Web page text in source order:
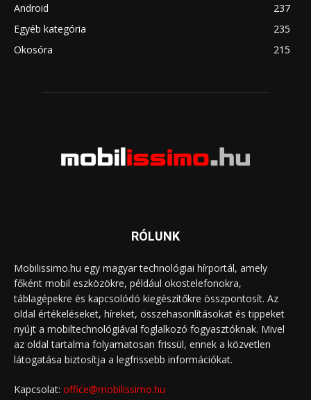
Android
237
Egyéb kategória
235
Okosóra
215
RÓLUNK
Mobilissimo.hu egy magyar technológiai hírportál, amely
főként mobil eszközökre, például okostelefonokra,
táblagépekre és kapcsolódó kiegészítőkre összpontosít. Az
oldal értékeléseket, híreket, összehasonlításokat és tippeket
nyújt a mobiltechnológiával foglalkozó fogyasztóknak. Mivel
az oldal tartalma folyamatosan frissül, ennek a közvetlen
látogatása biztosítja a legfrissebb információkat.
Kapcsolat: office@mobilissimo.hu